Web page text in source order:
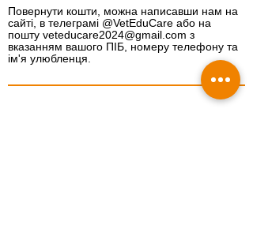
Повернути кошти, можна написавши нам на
сайті, в телеграмі @VetEduCare або на
пошту veteducare2024@gmail.com з
вказанням вашого ПІБ, номеру телефону та
ім'я улюбленця.